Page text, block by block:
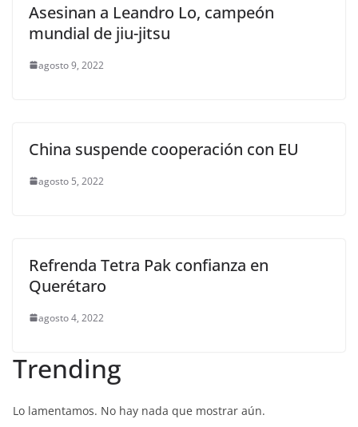
Asesinan a Leandro Lo, campeón
mundial de jiu-jitsu
agosto 9, 2022
China suspende cooperación con EU
agosto 5, 2022
Refrenda Tetra Pak confianza en
Querétaro
agosto 4, 2022
Trending
Lo lamentamos. No hay nada que mostrar aún.